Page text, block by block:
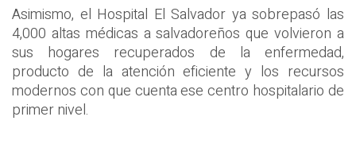
Asimismo, el Hospital El Salvador ya sobrepasó las
4,000 altas médicas a salvadoreños que volvieron a
sus hogares recuperados de la enfermedad,
producto de la atención eficiente y los recursos
modernos con que cuenta ese centro hospitalario de
primer nivel.